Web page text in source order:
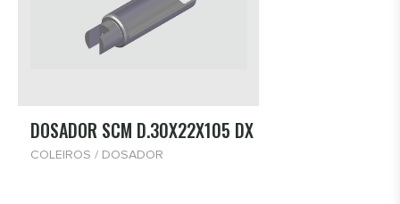
DOSADOR SCM D.30X22X105 DX
COLEIROS / DOSADOR